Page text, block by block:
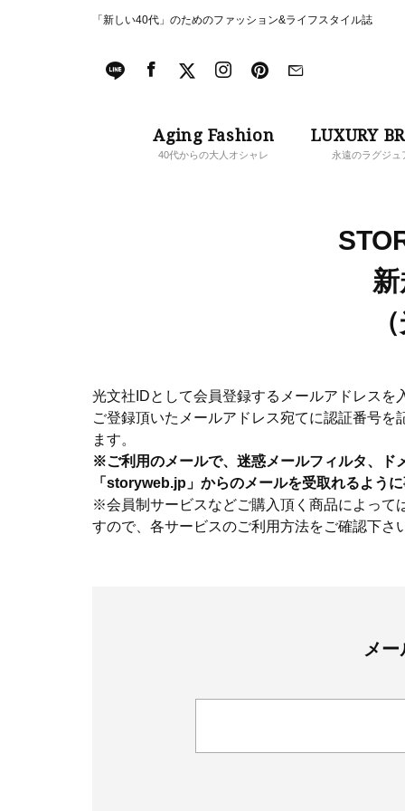
「新しい40代」のためのファッション&ライフスタイル誌
Aging Fashion
40代からの大人オシャレ
LUXURY
永遠のラグジュ
光文社IDとして会員登録するメールアドレスを
ご登録頂いたメールアドレス宛てに認証番号
ます。
※ご利用のメールで、迷惑メールフィルタ、ド
「storyweb.jp」からのメールを受取れるよう
※会員制サービスなどご購入頂く商品によって
すので、各サービスのご利用方法をご確認下さ
メ